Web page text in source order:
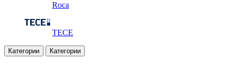
Roca
TECE
Категории Категории